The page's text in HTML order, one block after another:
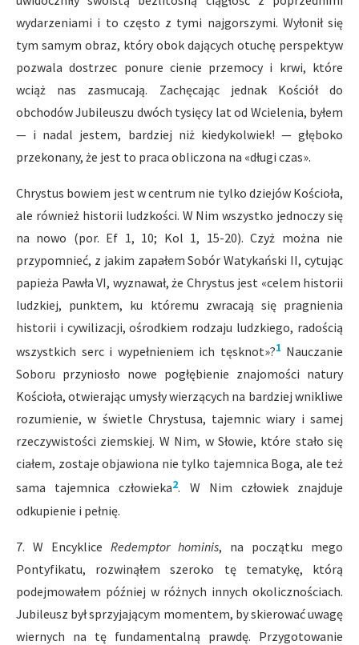
wydarzeniami i to często z tymi najgorszymi. Wyłonił się
tym samym obraz, który obok dających otuchę perspektyw
pozwala dostrzec ponure cienie przemocy i krwi, które
wciąż nas zasmucają. Zachęcając jednak Kościół do
obchodów Jubileuszu dwóch tysięcy lat od Wcielenia, byłem
— i nadal jestem, bardziej niż kiedykolwiek! — głęboko
przekonany, że jest to praca obliczona na «długi czas».
Chrystus bowiem jest w centrum nie tylko dziejów Kościoła,
ale również historii ludzkości. W Nim wszystko jednoczy się
na nowo (por. Ef 1, 10; Kol 1, 15-20). Czyż można nie
przypomnieć, z jakim zapałem Sobór Watykański II, cytując
papieża Pawła VI, wyznawał, że Chrystus jest «celem historii
ludzkiej, punktem, ku któremu zwracają się pragnienia
historii i cywilizacji, ośrodkiem rodzaju ludzkiego, radością
wszystkich serc i wypełnieniem ich tęsknot»?1 Nauczanie
Soboru przyniosło nowe pogłębienie znajomości natury
Kościoła, otwierając umysły wierzących na bardziej wnikliwe
rozumienie, w świetle Chrystusa, tajemnic wiary i samej
rzeczywistości ziemskiej. W Nim, w Słowie, które stało się
ciałem, zostaje objawiona nie tylko tajemnica Boga, ale też
sama tajemnica człowieka2. W Nim człowiek znajduje
odkupienie i pełnię.
7. W Encyklice Redemptor hominis, na początku mego
Pontyfikatu, rozwinąłem szeroko tę tematykę, którą
podejmowałem później w różnych innych okolicznościach.
Jubileusz był sprzyjającym momentem, by skierować uwagę
wiernych na tę fundamentalną prawdę. Przygotowanie